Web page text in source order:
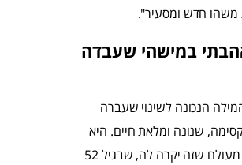
משהו חדש ומסעיר".
במישהי שעבדה
הנכונה לשינוי שעברה
מקסימה, שנונה ומלאת חיים. היא
לא העלתה בדעתה מעולם שזה יקרה לה, שבגיל 52